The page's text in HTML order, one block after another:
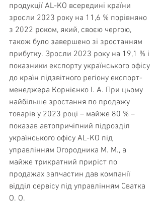
продукції AL-KO всередині країни
зросли 2023 року на 11,6 % порівняно
з 2022 роком, який, своєю чергою,
також було завершено зі зростанням
прибутку. Зросли 2023 року на 19,1 % і
показники експорту українського офісу
до країн підзвітного регіону експорт-
менеджера Корнієнко І. А. При цьому
найбільше зростання по продажу
товарів у 2023 році – майже 80 % –
показав автопричіпний підрозділ
українського офісу AL-KO під
управлінням Огородника М. М., а
майже трикратний приріст по
продажах запчастин дав компанії
відділ сервісу під управлінням Сватка
О. О.